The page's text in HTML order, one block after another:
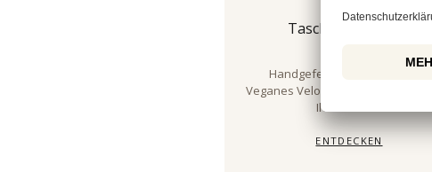
Taschenorganizer
Handgefertigt in Deutschland.
Veganes Veloursleder. Passgenau
Ihre Tasche.
ENTDECKEN